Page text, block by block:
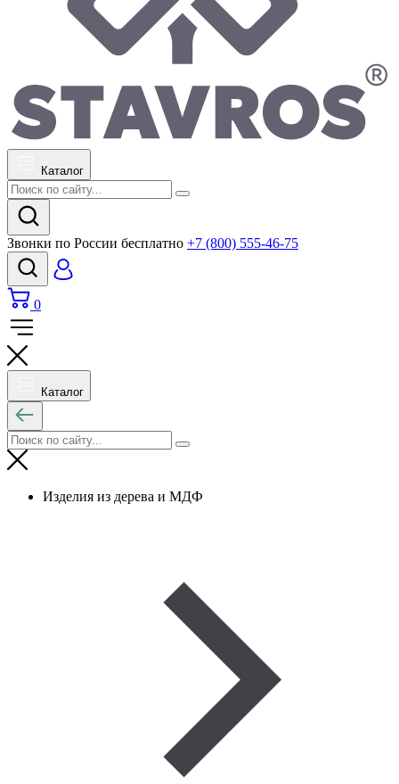
Каталог
Звонки по России бесплатно +7 (800) 555-46-75
0
Каталог
Изделия из дерева и МДФ